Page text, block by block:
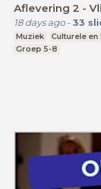
Aflevering 2 -
18 days ago- 33
Muziek Culturele
Groep 5-8